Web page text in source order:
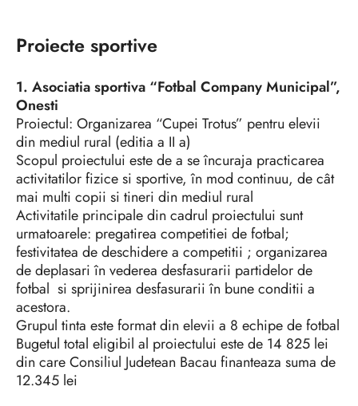
Proiecte sportive
1. Asociatia sportiva “Fotbal Company Municipal”,
Onesti
Proiectul: Organizarea “Cupei Trotus” pentru elevii
din mediul rural (editia a II a)
Scopul proiectului este de a se încuraja practicarea
activitatilor fizice si sportive, în mod continuu, de cât
mai multi copii si tineri din mediul rural
Activitatile principale din cadrul proiectului sunt
urmatoarele: pregatirea competitiei de fotbal;
festivitatea de deschidere a competitii ; organizarea
de deplasari în vederea desfasurarii partidelor de
fotbal si sprijinirea desfasurarii în bune conditii a
acestora.
Grupul tinta este format din elevii a 8 echipe de fotbal
Bugetul total eligibil al proiectului este de 14 825 lei
din care Consiliul Judetean Bacau finanteaza suma de
12.345 lei